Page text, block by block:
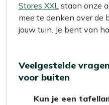
Stores XXL staan onze
mee te denken over de
jouw tuin. Je bent van
Veelgestelde
voor buiten
Kun je een